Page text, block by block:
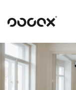
U
ČTI JAKO